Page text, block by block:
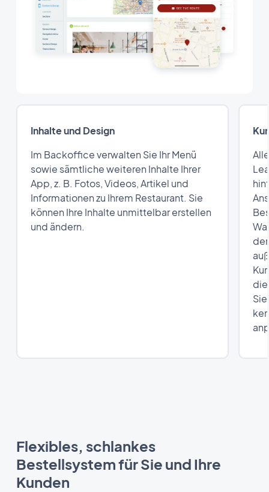
Inhalte und Design
Im Backoffice verwalten Sie Ihr Menü
sowie sämtliche weiteren Inhalte Ihrer
App, z. B. Fotos, Videos, Artikel und
Informationen zu Ihrem Restaurant. Sie
können Ihre Inhalte unmittelbar erstellen
und ändern.
Flexibles, schlankes
Bestellsystem für Sie und Ihre
Kunden